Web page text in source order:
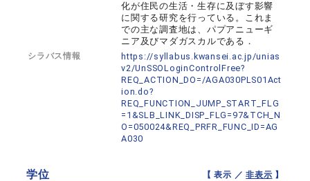
化が住民の生活・生存に及ぼす影響
に関する研究を行っている。これま
での主な調査地は、パプアニューギ
ニア及びマダガスカルである．
シラバス情報
https://syllabus.kwansei.ac.jp/unias
v2/UnSSOLoginControlFree?
REQ_ACTION_DO=/AGA030PLS01Act
ion.do?
REQ_FUNCTION_JUMP_START_FLG
=1&SLB_LINK_DISP_FLG=97&TCH_N
O=050024&REQ_PRFR_FUNC_ID=AG
A030
学位 【 表示 ／非表示 】